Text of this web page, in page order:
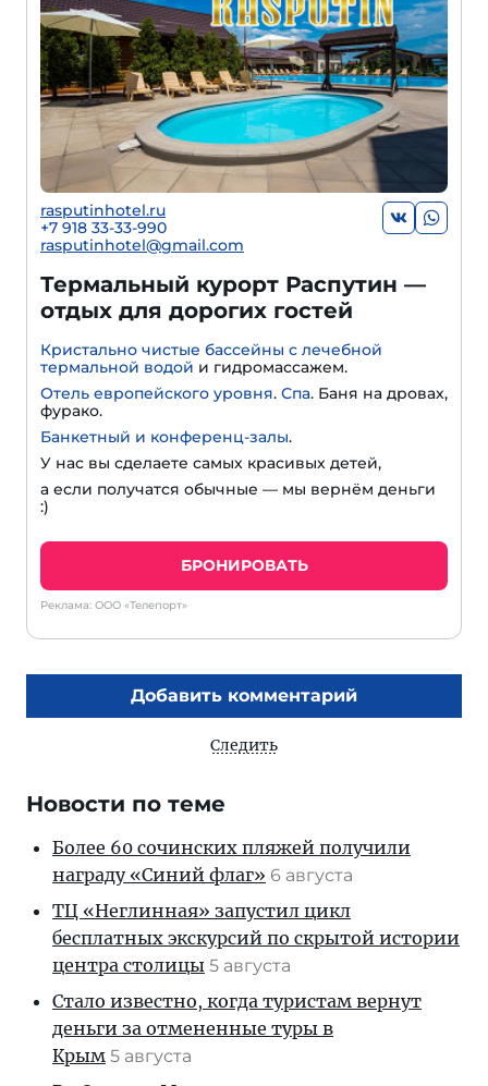
rasputinhotel.ru
+7 918 33-33-990
rasputinhotel@gmail.com
Термальный курорт Распутин —
отдых для дорогих гостей
Кристально чистые бассейны с лечебной
термальной водой и гидромассажем.
Отель европейского уровня. Спа. Баня на дровах,
фурако.
Банкетный и конференц-залы.
У нас вы сделаете самых красивых детей,
а если получатся обычные — мы вернём деньги
:)
БРОНИРОВАТЬ
Реклама: ООО «Телепорт»
Добавить комментарий
Следить
Новости по теме
Более 60 сочинских пляжей получили
награду «Синий флаг» 6 августа
ТЦ «Неглинная» запустил цикл
бесплатных экскурсий по скрытой истории
центра столицы 5 августа
Стало известно, когда туристам вернут
деньги за отмененные туры в
Крым 5 августа